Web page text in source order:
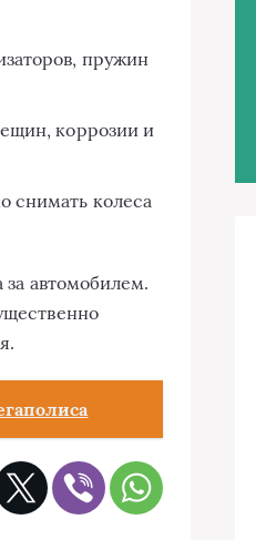
пружин
коррозии и
снимать колеса
автомобилем.